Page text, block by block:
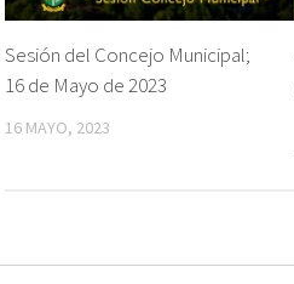
Sesión del Concejo Municipal;
16 de Mayo de 2023
16 MAYO, 2023